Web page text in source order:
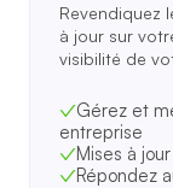
Revendiquez
à jour sur
visibilité de
Gérez et
entreprise
Mises à
Répondez